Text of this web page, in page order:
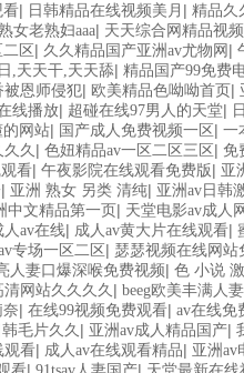
看| 日韩精品在线视频美月 | 精品久
女老熟妇aaa| 天天综合网精品视
区 | 久久精品国产亚洲av尤物网 |
,天天干,天天舔| 精品国产99免费
被恩师侵犯| 欧美精品色呦呦首页 |
线播放| 超碰在线97男人的天堂|
的网站| 国产成人免费视频一区 | 一
久 | 色妞精品av一区二区三区 | 免
看| 午夜影院在线观看免费版 | 亚
| 亚洲 熟女 另类 清纯| 亚洲av日韩
中文精品第一页 | 天堂电影av成人
人av在线| 成人av黄大片在线观看|
专场一区二区 | 瑟瑟视频在线网站
人妻口爆深喉免费视频| 色 小说
清网站久久久久 | beeg欧美丰满人妻
| 在线99视频免费观看| av在线免
毛片久久 | 亚洲av成人精品国产|
观看| 成人av在线观看精品| 亚洲av